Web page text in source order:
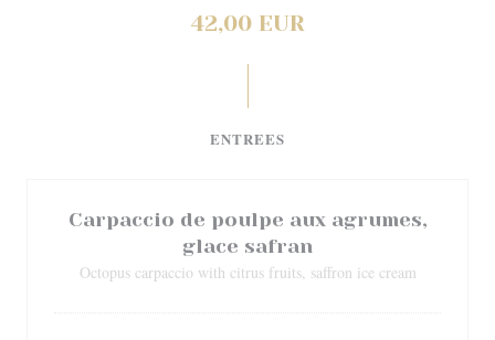
42,00 EUR
ENTREES
Carpaccio de poulpe aux agrumes,
glace safran
Octopus carpaccio with citrus fruits, saffron ice cream